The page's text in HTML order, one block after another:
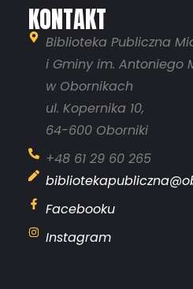
KONTAKT
Biblioteka Publiczna
i Gminy im. Antoniego
w Obornikach
ul. Kopernika 10,
64-600 Oborniki
+48 61 29 60 265
Facebooku
Instagram